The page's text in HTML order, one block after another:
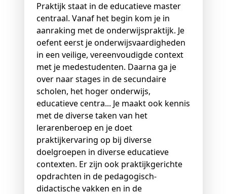
Praktijk staat in de educatieve master
centraal. Vanaf het begin kom je in
aanraking met de onderwijspraktijk. Je
oefent eerst je onderwijsvaardigheden
in een veilige, vereenvoudigde context
met je medestudenten. Daarna ga je
over naar stages in de secundaire
scholen, het hoger onderwijs,
educatieve centra... Je maakt ook kennis
met de diverse taken van het
lerarenberoep en je doet
praktijkervaring op bij diverse
doelgroepen in diverse educatieve
contexten. Er zijn ook praktijkgerichte
opdrachten in de pedagogisch-
didactische vakken en in de